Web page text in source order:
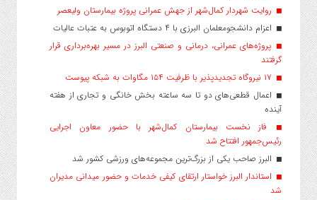
روایت شهردار کمال‌شهر از جهش عمرانی پروژه بیمارستان ولیعصر
اعزام دانشجو‌معلمان البرزی با ۴ دستگاه اتوبوس به عتبات عالیات
پروژه‌های عمرانی، درمانی و صنعتی البرز در مسیر بهره‌برداری قرار
گرفتند
اعمال قطعی‌های دو تا سه ساعته بخش خانگی و تجاری از هفته
آینده
فاز نخست بیمارستان کمال‌شهر با حضور معاون اجرایی
رئیس‌جمهور افتتاح شد
البرز صاحب یکی از بزرگ‌ترین مجموعه‌های ورزشی کشور شد
استاندار البرز خواستار ارتقای کیفی خدمات و حضور میدانی مدیران
شد